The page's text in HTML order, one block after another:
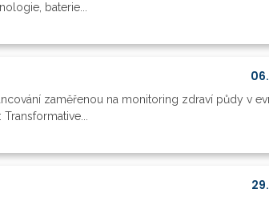
baterie...
zaměřenou na monitoring zdraví půdy v